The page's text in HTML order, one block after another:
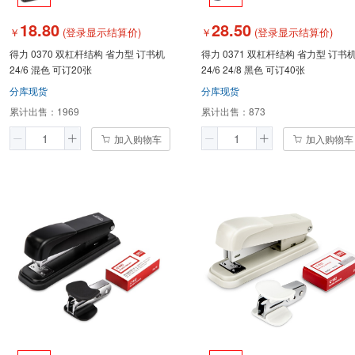
￥ 18.80 (登录显示结算价)
得力 0370 双杠杆结构 省力型 订书机
24/6 混色 可订20张
分库现货
累计出售： 1969
加入购物车
￥28.50 (登录显示结算价)
得力 0371 双杠杆结构 省力型 订书
24/6 24/8 黑色 可订40张
分库现货
累计出售： 873
加入购物车